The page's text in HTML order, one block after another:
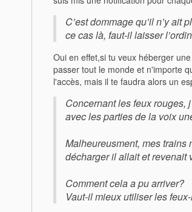
C’est dommage qu’il n’y
ce cas là, faut-il laisser
Oui en effet,si tu veux héberger
passer tout le monde et n'importe
l'accès, mais il te faudra alors un
Concernant les feux rouges,
avec les parties de la voix
Malheureusment, mes trains
décharger il allait et revenait
Comment cela a pu arriver?
Vaut-il mieux utiliser les